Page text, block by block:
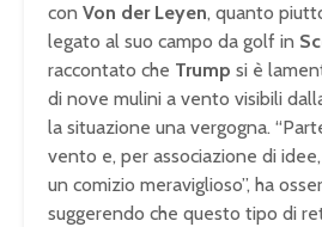
con Von der Leyen, quanto
legato al suo campo da golf in
raccontato che Trump si è
di nove mulini a vento visibili
la situazione una vergogna.
vento e, per associazione di
un comizio meraviglioso”, ha
suggerendo che questo tipo di